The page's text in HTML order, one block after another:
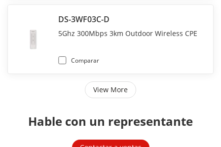
DS-3WF03C-D
5Ghz 300Mbps 3km Outdoor Wireless CPE
Comparar
View More
Hable con un representante